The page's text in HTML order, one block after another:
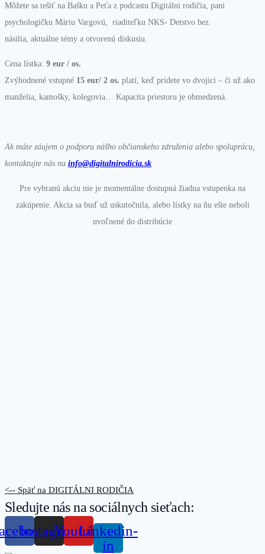
Môžete sa tešiť na Bašku a Peťa z podcastu Digitálni rodičia pani
psychologičku Máriu Vargovú, riaditeľku NKS- Detstvo bez
násilia, aktuálne témy a otvorenú diskusiu.
Cena lístka: 9 eur / os.
Zvýhodnené vstupné 15 eur/ 2 os. platí, keď prídete vo dvojici – či už ako
manželia, kamošky, kolegovia… Kapacita priestoru je obmedzená.
Ak máte záujem o podporu nášho občianskeho združenia alebo spoluprácu,
kontaktujte nás na info@digitalnirodicia.sk
Pre vybranú akciu nie je momentálne dostupná žiadna vstupenka na
zakúpenie. Akcia sa buď už uskutočnila, alebo lístky na ňu ešte neboli
uvoľnené do distribúcie
<-- Späť na DIGITÁLNI RODIČIA
Sledujte nás na sociálnych sieťach:
InstagramYoutubeLinkedin-
in